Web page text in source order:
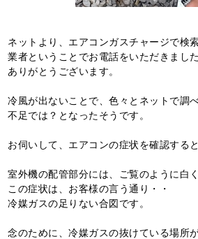
ネットより、エアコンガスチャージで検
業者ということでお電話をいただきました
ありがとうございます。
冷風が出ないことで、色々とネットで調
不足では？となったそうです。
お伺いして、エアコンの症状を確認する
室外機の配管部分には、ご覧のように白
この症状は、お客様の言う通り・・
冷媒ガスの足りない合図です。
念のために、冷媒ガスの抜けている場所